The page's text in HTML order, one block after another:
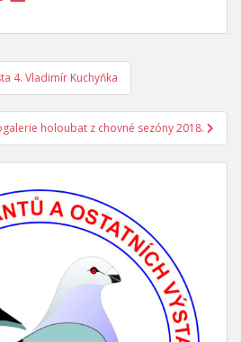
4. Vladimír Kuchyňka
holoubat z chovné sezóny 2018.